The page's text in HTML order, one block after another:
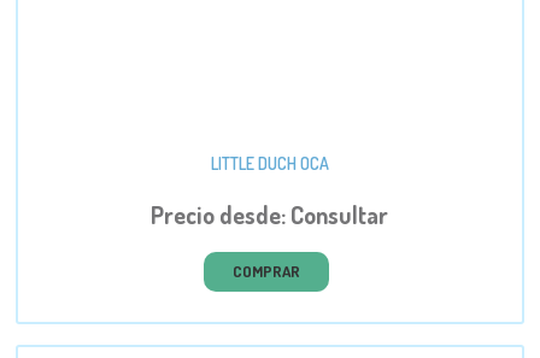
LITTLE DUCH OCA
Precio desde: Consultar
COMPRAR